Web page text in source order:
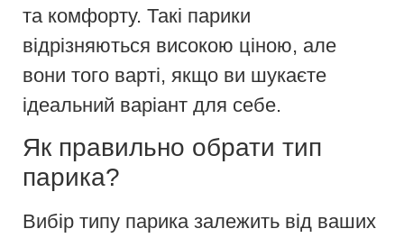
та комфорту. Такі парики
відрізняються високою ціною, але
вони того варті, якщо ви шукаєте
ідеальний варіант для себе.
Як правильно обрати тип
парика?
Вибір типу парика залежить від ваших